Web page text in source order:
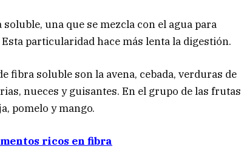
una que se mezcla con el agua para
particularidad hace más lenta la digestión.
fibra soluble son la avena, cebada, verduras de
nueces y guisantes. En el grupo de las frutas
pomelo y mango.
ricos en fibra